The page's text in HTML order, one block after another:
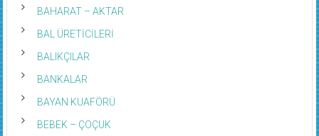
BAHARAT – AKTAR
BAL ÜRETİCİLERİ
BALIKÇILAR
BANKALAR
BAYAN KUAFÖRÜ
BEBEK – ÇOÇUK